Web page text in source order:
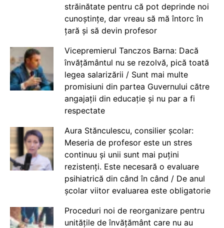
străinătate pentru că pot deprinde noi
cunoștințe, dar vreau să mă întorc în
țară și să devin profesor
Vicepremierul Tanczos Barna: Dacă
învățământul nu se rezolvă, pică toată
legea salarizării / Sunt mai multe
promisiuni din partea Guvernului către
angajații din educație și nu par a fi
respectate
Aura Stănculescu, consilier școlar:
Meseria de profesor este un stres
continuu și unii sunt mai puțini
rezistenți. Este necesară o evaluare
psihiatrică din când în când / De anul
școlar viitor evaluarea este obligatorie
Proceduri noi de reorganizare pentru
unitățile de învățământ care nu au